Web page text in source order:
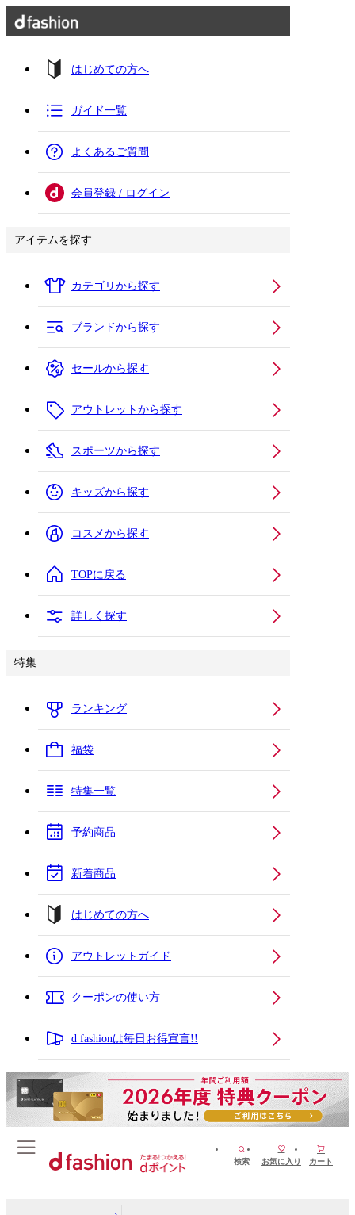
はじめての方へ
ガイド一覧
よくあるご質問
会員登録 / ログイン
アイテムを探す
カテゴリから探す
ブランドから探す
セールから探す
アウトレットから探す
スポーツから探す
キッズから探す
コスメから探す
TOPに戻る
詳しく探す
特集
ランキング
福袋
特集一覧
予約商品
新着商品
はじめての方へ
アウトレットガイド
クーポンの使い方
d fashionは毎日お得宣言!!
検索 お気に入り カート